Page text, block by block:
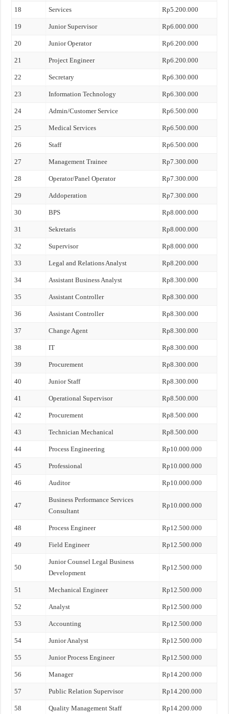
18 Services Rp5.200.000
19 Junior Supervisor Rp6.000.000
20 Junior Operator Rp6.200.000
21 Project Engineer Rp6.200.000
22 Secretary Rp6.300.000
23 Information Technology Rp6.300.000
24 Admin/Customer Service Rp6.500.000
25 Medical Services Rp6.500.000
26 Staff Rp6.500.000
27 Management Trainee Rp7.300.000
28 Operator/Panel Operator Rp7.300.000
29 Addoperation Rp7.300.000
30 BPS Rp8.000.000
31 Sekretaris Rp8.000.000
32 Supervisor Rp8.000.000
33 Legal and Relations Analyst Rp8.200.000
34 Assistant Business Analyst Rp8.300.000
35 Assistant Controller Rp8.300.000
36 Assistant Controller Rp8.300.000
37 Change Agent Rp8.300.000
38 IT Rp8.300.000
39 Procurement Rp8.300.000
40 Junior Staff Rp8.300.000
41 Operational Supervisor Rp8.500.000
42 Procurement Rp8.500.000
43 Technician Mechanical Rp8.500.000
44 Process Engineering Rp10.000.000
45 Professional Rp10.000.000
46 Auditor Rp10.000.000
47
Business Performance Services
Consultant
Rp10.000.000
48 Process Engineer Rp12.500.000
49 Field Engineer Rp12.500.000
50
Junior Counsel Legal Business
Development
Rp12.500.000
51 Mechanical Engineer Rp12.500.000
52 Analyst Rp12.500.000
53 Accounting Rp12.500.000
54 Junior Analyst Rp12.500.000
55 Junior Process Engineer Rp12.500.000
56 Manager Rp14.200.000
57 Public Relation Supervisor Rp14.200.000
58 Quality Management Staff Rp14.200.000